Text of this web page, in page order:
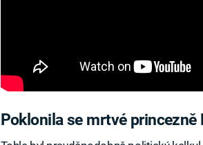
Poklonila se mrtvé princezně